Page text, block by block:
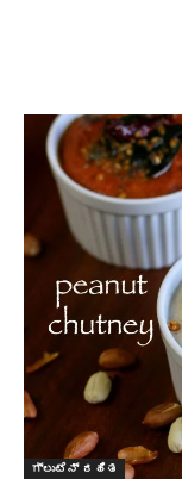
ಗ್ಲುಟೆನ್ ರಹಿತ